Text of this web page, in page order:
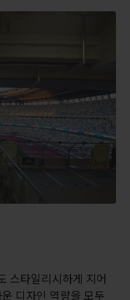
스타일리시하게 지어
디자인 역량을 모두